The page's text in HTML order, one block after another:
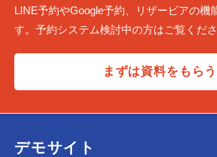
LINE予約やGoogle予約、リザービアの機
す。予約システム検討中の方はご覧くださ
まずは資料をもらう
デモサイト